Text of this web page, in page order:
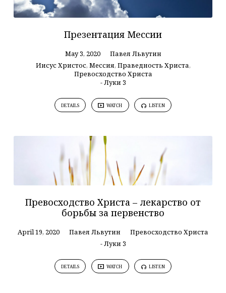
Презентация Мессии
May 3, 2020
Павел Львутин
Иисус Христос, Мессия, Праведность Христа,
Превосходство Христа
- Луки 3
DETAILS WATCH LISTEN
Превосходство Христа – лекарство от
борьбы за первенство
April 19, 2020 Павел Львутин
Превосходство Христа
- Луки 3
DETAILS WATCH LISTEN